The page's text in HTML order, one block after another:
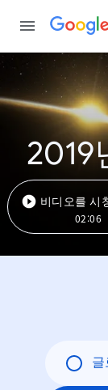
2019
비디오를 시
02:06
글